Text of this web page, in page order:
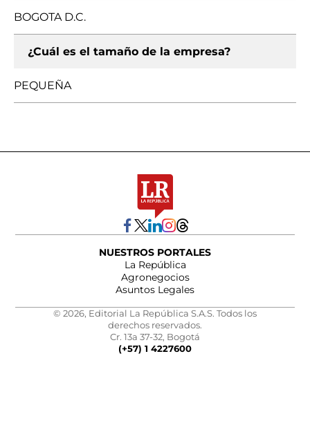
BOGOTA D.C.
¿Cuál es el tamaño de la empresa?
PEQUEÑA
NUESTROS PORTALES
La República
Agronegocios
Asuntos Legales
© 2026, Editorial La República S.A.S. Todos los
derechos reservados.
Cr. 13a 37-32, Bogotá
(+57) 1 4227600